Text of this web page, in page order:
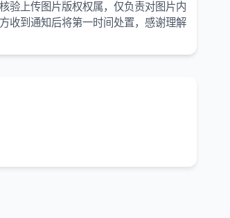
验上传图片版权权属，仅负责对图片内
收到通知后将第一时间处置，感谢理解